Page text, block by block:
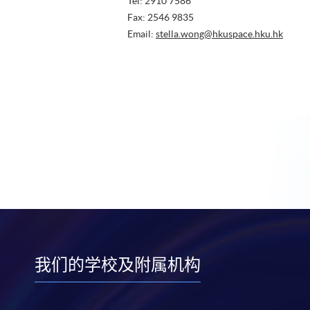
Fax: 2546 9835
Email: stella.wong@hkuspace.hku.hk
我们的学校及附属机构